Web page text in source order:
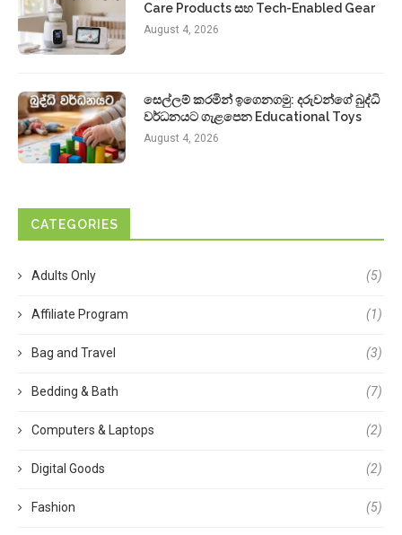
Care Products සහ Tech-Enabled Gear
August 4, 2026
සෙල්ලම් කරමින් ඉගෙනගමු: දරුවන්ගේ බුද්ධි
වර්ධනයට ගැළපෙන Educational Toys
August 4, 2026
CATEGORIES
Adults Only (5)
Affiliate Program (1)
Bag and Travel (3)
Bedding & Bath (7)
Computers & Laptops (2)
Digital Goods (2)
Fashion (5)